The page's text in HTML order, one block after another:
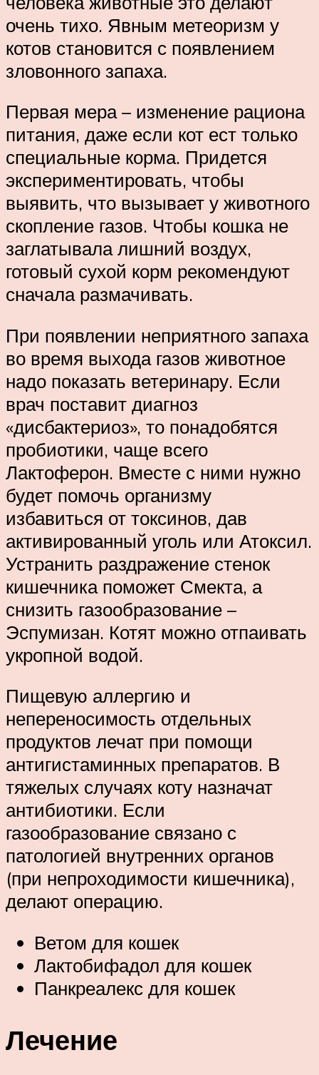
очень тихо. Явным метеоризм у
котов становится с появлением
зловонного запаха.
Первая мера – изменение рациона
питания, даже если кот ест только
специальные корма. Придется
экспериментировать, чтобы
выявить, что вызывает у животного
скопление газов. Чтобы кошка не
заглатывала лишний воздух,
готовый сухой корм рекомендуют
сначала размачивать.
При появлении неприятного запаха
во время выхода газов животное
надо показать ветеринару. Если
врач поставит диагноз
«дисбактериоз», то понадобятся
пробиотики, чаще всего
Лактоферон. Вместе с ними нужно
будет помочь организму
избавиться от токсинов, дав
активированный уголь или Атоксил.
Устранить раздражение стенок
кишечника поможет Смекта, а
снизить газообразование –
Эспумизан. Котят можно отпаивать
укропной водой.
Пищевую аллергию и
непереносимость отдельных
продуктов лечат при помощи
антигистаминных препаратов. В
тяжелых случаях коту назначат
антибиотики. Если
газообразование связано с
патологией внутренних органов
(при непроходимости кишечника),
делают операцию.
Ветом для кошек
Лактобифадол для кошек
Панкреалекс для кошек
Лечение